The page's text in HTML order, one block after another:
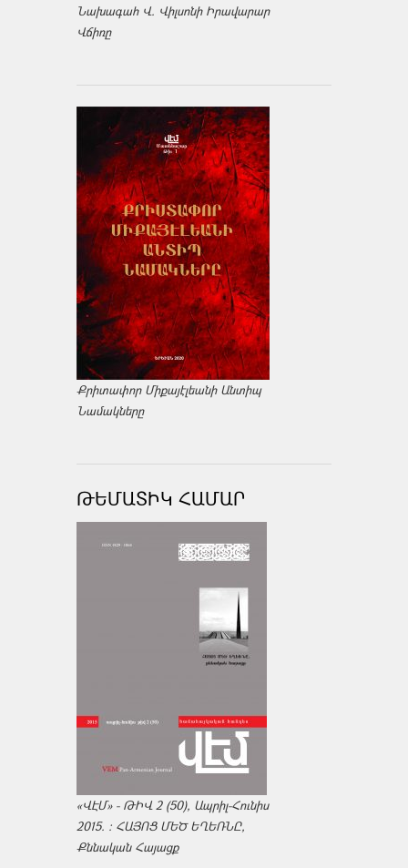
Նախագահ Վ. Վիլսոնի Իրավարար
Վճիռը
Քրիտափոր Միքայէլեանի Անտիպ
Նամակները
ԹԵՄԱՏԻԿ ՀԱՄԱՐ
«ՎԷՄ» - ԹԻՎ 2 (50), Ապրիլ-Հունիս
2015. : ՀԱՅՈՑ ՄԵԾ ԵՂԵՌՆԸ,
Քննական Հայացք